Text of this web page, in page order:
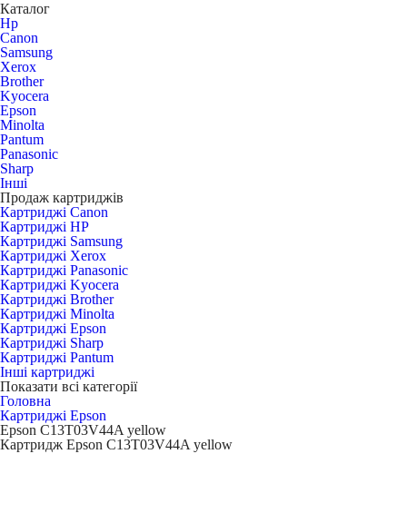
Каталог
Hp
Canon
Samsung
Xerox
Brother
Kyocera
Epson
Minolta
Pantum
Panasonic
Sharp
Інші
Продаж картриджів
Картриджі Canon
Картриджі HP
Картриджі Samsung
Картриджі Xerox
Картриджі Panasonic
Картриджі Kyocera
Картриджі Brother
Картриджі Minolta
Картриджі Epson
Картриджі Sharp
Картриджі Pantum
Інші картриджі
Показати всі категорії
Головна
Картриджі Epson
Epson C13T03V44A yellow
Картридж Epson C13T03V44A yellow